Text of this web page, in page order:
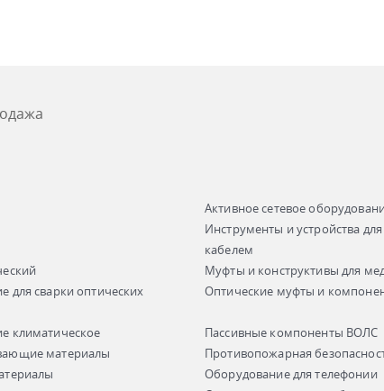
Активное сетевое
Инструменты и устройства
кабелем
Муфты и конструктивы для
для сварки оптических
Оптические муфты и
климатическое
Пассивные компоненты ВОЛС
материалы
Противопожарная
Оборудование для телефонии